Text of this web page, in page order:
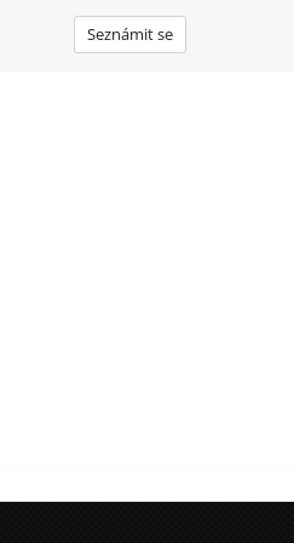
a mám i rodinu děti tak by to nevadilo
Seznámit se